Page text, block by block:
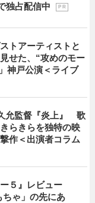
独占配信中
P R
トアーティストと
せた、“攻めのモー
神戸公演＜ライブ
允監督『炎上』 歌
らきらを独特の映
作＜出演者コラム
ー５』レビュー
ちゃ」の先にあ